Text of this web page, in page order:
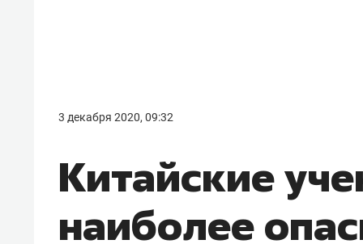
3 декабря 2020, 09:32
Китайские
наиболее
правил, бизнес может
потерять минимум